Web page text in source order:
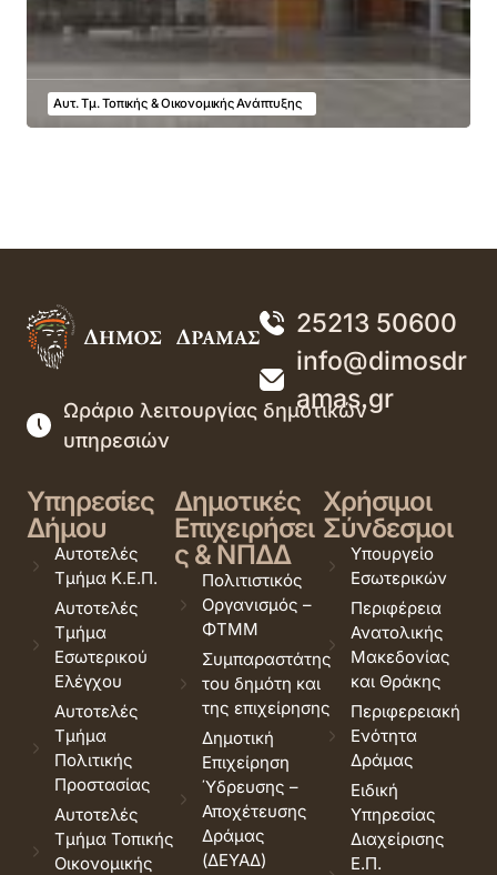
Αυτ. Τμ. Τοπικής & Οικονομικής Ανάπτυξης
25213 50600
info@dimosdr
amas.gr
Ωράριο λειτουργίας δημοτικών
υπηρεσιών
Υπηρεσίες
Δήμου
Αυτοτελές
Τμήμα Κ.Ε.Π.
Αυτοτελές
Τμήμα
Εσωτερικού
Ελέγχου
Αυτοτελές
Τμήμα
Πολιτικής
Προστασίας
Αυτοτελές
Τμήμα Τοπικής
Οικονομικής
Δημοτικές
Επιχειρήσει
ς & ΝΠΔΔ
Πολιτιστικός
Οργανισμός –
ΦΤΜΜ
Συμπαραστάτης
του δημότη και
της επιχείρησης
Δημοτική
Επιχείρηση
Ύδρευσης –
Αποχέτευσης
Δράμας
(ΔΕΥΑΔ)
Χρήσιμοι
Σύνδεσμοι
Υπουργείο
Εσωτερικών
Περιφέρεια
Ανατολικής
Μακεδονίας
και Θράκης
Περιφερειακή
Ενότητα
Δράμας
Ειδική
Υπηρεσίας
Διαχείρισης
Ε.Π.